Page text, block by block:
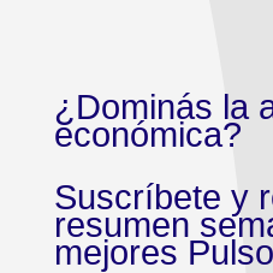
¿Dominás la
económica?
Suscríbete y
resumen
mejores